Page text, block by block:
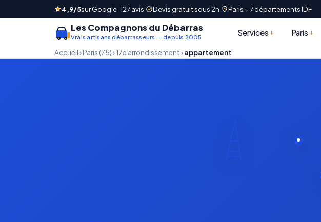
4,9/5sur Google · 127 avis· Devis gratuit sous 2h· Paris + 7 départements IDF
Les Compagnons du Débarras
Vrais artisans débarrasseurs — depuis 2005 Services Paris
Accueil›Paris (75)›17e arrondissement›appartement